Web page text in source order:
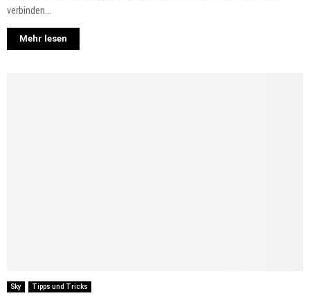
verbinden...
Mehr lesen
Sky Tipps und Tricks